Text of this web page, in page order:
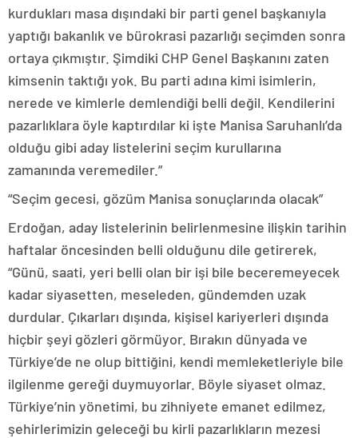
kurdukları masa dışındaki bir parti genel başkanıyla
yaptığı bakanlık ve bürokrasi pazarlığı seçimden sonra
ortaya çıkmıştır. Şimdiki CHP Genel Başkanını zaten
kimsenin taktığı yok. Bu parti adına kimi isimlerin,
nerede ve kimlerle demlendiği belli değil. Kendilerini
pazarlıklara öyle kaptırdılar ki işte Manisa Saruhanlı’da
olduğu gibi aday listelerini seçim kurullarına
zamanında veremediler.”
“Seçim gecesi, gözüm Manisa sonuçlarında olacak”
Erdoğan, aday listelerinin belirlenmesine ilişkin tarihin
haftalar öncesinden belli olduğunu dile getirerek,
“Günü, saati, yeri belli olan bir işi bile beceremeyecek
kadar siyasetten, meseleden, gündemden uzak
durdular. Çıkarları dışında, kişisel kariyerleri dışında
hiçbir şeyi gözleri görmüyor. Bırakın dünyada ve
Türkiye’de ne olup bittiğini, kendi memleketleriyle bile
ilgilenme gereği duymuyorlar. Böyle siyaset olmaz.
Türkiye’nin yönetimi, bu zihniyete emanet edilmez,
şehirlerimizin geleceği bu kirli pazarlıkların mezesi